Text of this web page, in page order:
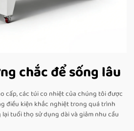
chắc để sống lâu
cấp, các túi co nhiệt của chúng tôi được
điều kiện khắc nghiệt trong quá trình
tuổi thọ sử dụng dài và giảm nhu cầu